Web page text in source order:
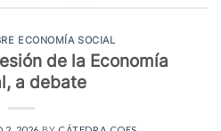
ECONOMÍA SOCIAL
de la Economía
a debate